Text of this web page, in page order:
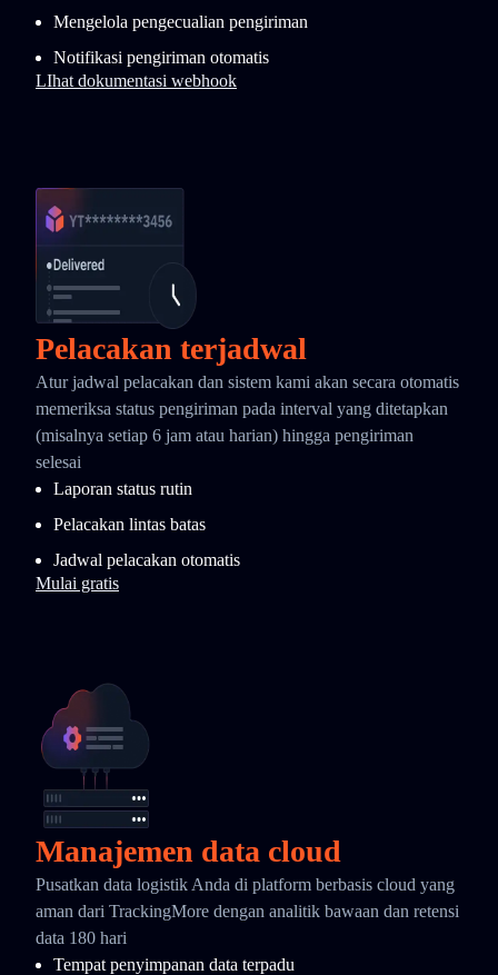
Mengelola pengecualian pengiriman
Notifikasi pengiriman otomatis
LIhat dokumentasi webhook
Pelacakan terjadwal
Atur jadwal pelacakan dan sistem kami akan secara otomatis
memeriksa status pengiriman pada interval yang ditetapkan
(misalnya setiap 6 jam atau harian) hingga pengiriman
selesai
Laporan status rutin
Pelacakan lintas batas
Jadwal pelacakan otomatis
Mulai gratis
Manajemen data cloud
Pusatkan data logistik Anda di platform berbasis cloud yang
aman dari TrackingMore dengan analitik bawaan dan retensi
data 180 hari
Tempat penyimpanan data terpadu